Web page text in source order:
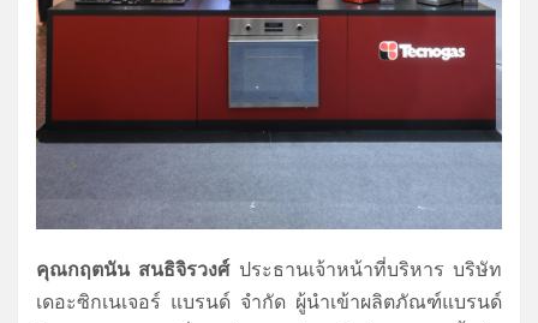
คุณกฤตนัน สนธิจิรวงศ์ ประธานเจ้าหน้าที่บริหาร บริษัท
เดอะซิกเนเจอร์ แบรนด์ จำกัด ผู้นำเข้าผลิตภัณฑ์แบรนด์